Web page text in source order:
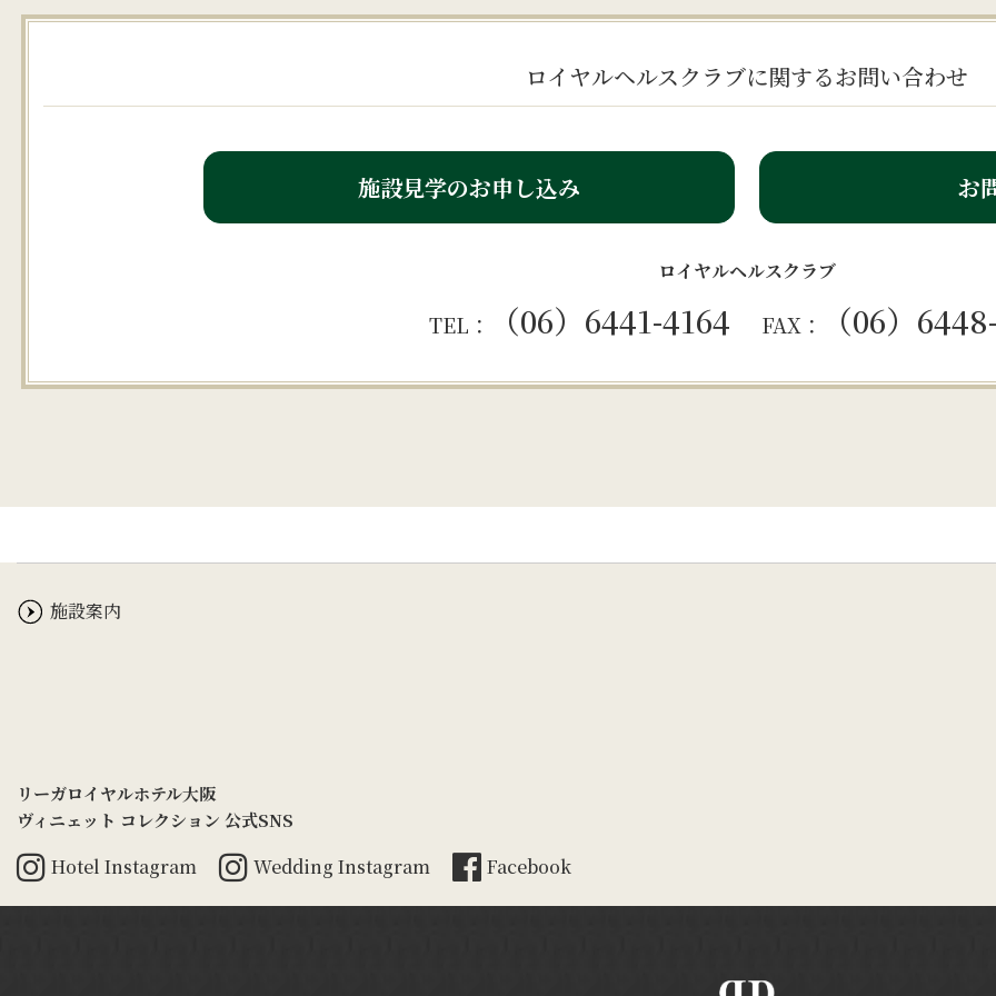
ロイヤルヘルスクラブに関するお問い合わせ
施設見学のお申し込み お
ロイヤルヘルスクラブ
TEL： （06）6441-4164 FAX： （06）
施設案内
リーガロイヤルホテル大阪
ヴィニェット コレクション 公式SNS
Hotel Instagram Wedding Instagram Facebook